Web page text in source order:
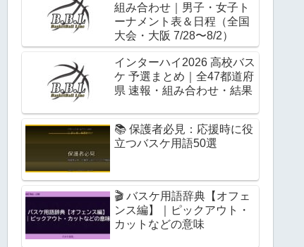
組み合わせ｜男子・女子ト
ーナメント表＆日程（全国
大会・大阪 7/28〜8/2）
インターハイ2026 高校バス
ケ 予選まとめ｜全47都道府
県 速報・組み合わせ・結果
📚 保護者必見：応援時に役
立つバスケ用語50選
🎬 バスケ用語辞典【オフェ
ンス編】｜ピックアウト・
カットなどの意味